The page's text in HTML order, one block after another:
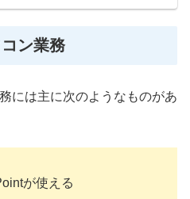
ン業務
には主に次のようなものがあ
が使える